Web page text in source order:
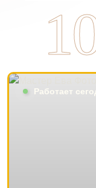
Работает